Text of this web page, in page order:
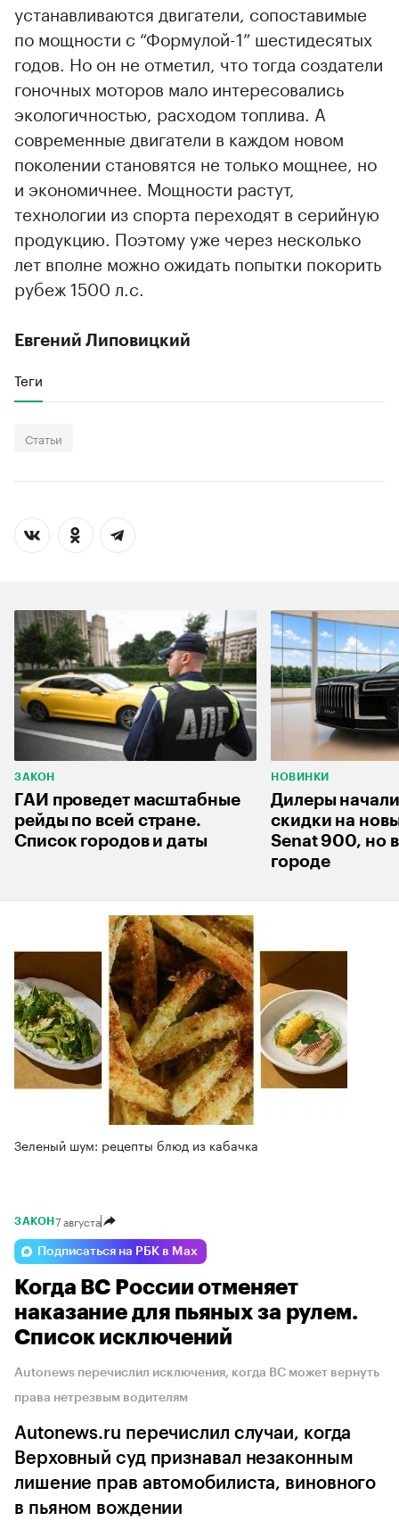
устанавливаются двигатели, сопоставимые
по мощности с “Формулой-1” шестидесятых
годов. Но он не отметил, что тогда создатели
гоночных моторов мало интересовались
экологичностью, расходом топлива. А
современные двигатели в каждом новом
поколении становятся не только мощнее, но
и экономичнее. Мощности растут,
технологии из спорта переходят в серийную
продукцию. Поэтому уже через несколько
лет вполне можно ожидать попытки покорить
рубеж 1500 л.с.
Евгений Липовицкий
Теги
Статьи
ЗАКОН
ГАИ проведет масштабные
рейды по всей стране.
Список городов и даты
НОВИНКИ
Дилеры начали
скидки на
Senat 900, но
городе
Зеленый шум: рецепты блюд из кабачка
ЗАКОН 7 августа
Подписаться на РБК в Max
Когда ВС России отменяет
наказание для пьяных за рулем.
Список исключений
Autonews перечислил исключения, когда ВС может вернуть
права нетрезвым водителям
Autonews.ru перечислил случаи, когда
Верховный суд признавал незаконным
лишение прав автомобилиста, виновного
в пьяном вождении